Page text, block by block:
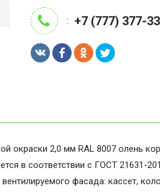
: +7 (777) 377-
окраски 2,0 мм RAL 8007 олень
в соответствии с ГОСТ 21631-
фасада: кассет,